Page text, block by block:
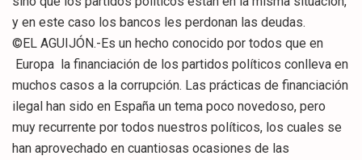
y en este caso los bancos les perdonan las deudas.
©EL AGUIJÓN.-Es un hecho conocido por todos que en
Europa la financiación de los partidos políticos conlleva en
muchos casos a la corrupción. Las prácticas de financiación
ilegal han sido en España un tema poco novedoso, pero
muy recurrente por todos nuestros políticos, los cuales se
han aprovechado en cuantiosas ocasiones de las